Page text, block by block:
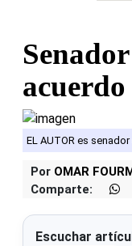
EL AUTOR es
Por OMAR
Comparte:
Escuchar